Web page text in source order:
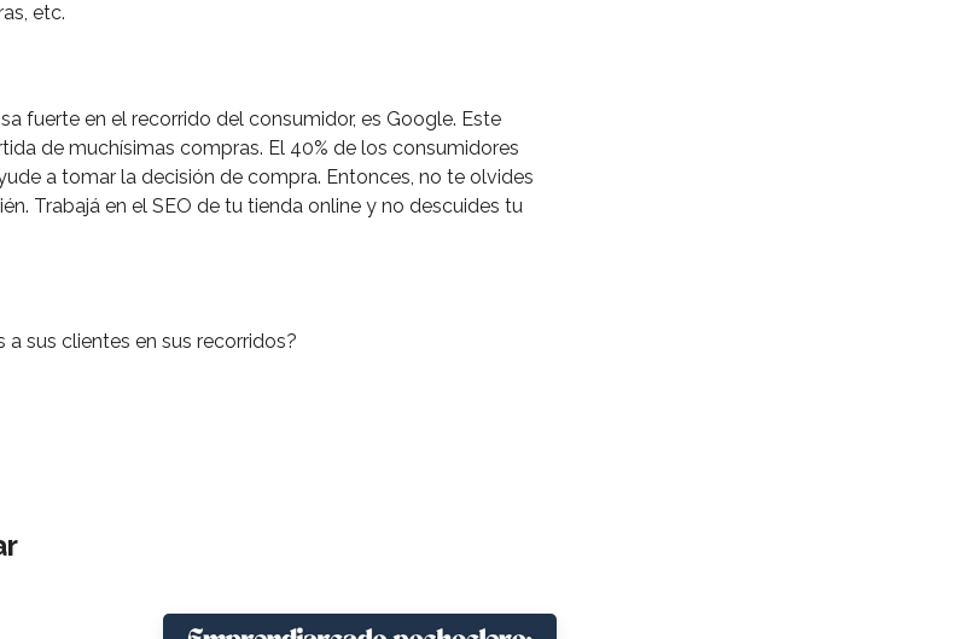
etc.
fuerte en el recorrido del consumidor, es Google. Este
de muchísimas compras. El 40% de los consumidores
a tomar la decisión de compra. Entonces, no te olvides
Trabajá en el SEO de tu tienda online y no descuides tu
sus clientes en sus recorridos?